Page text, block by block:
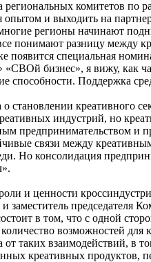
региональных комитетов
и выходить на
регионы начинают
понимают разницу между
появится специальная
«СВОй бизнес», я вижу, как
способности. Поддержка
становлении креативного
индустрий, но
предпринимательством и
связи между
Но консолидация
и ценности
заместитель
в том, что с одной
возможностей
от таких взаимодействий, в
креативных продуктов,